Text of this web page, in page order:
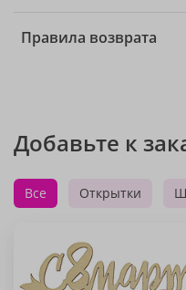
Правила возврата
Добавьте к
Все Открытки